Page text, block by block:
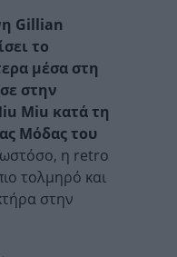
Gillian
το
μέσα στη
στην
Miu κατά τη
Μόδας του
ωστόσο, η retro
τολμηρό και
στην